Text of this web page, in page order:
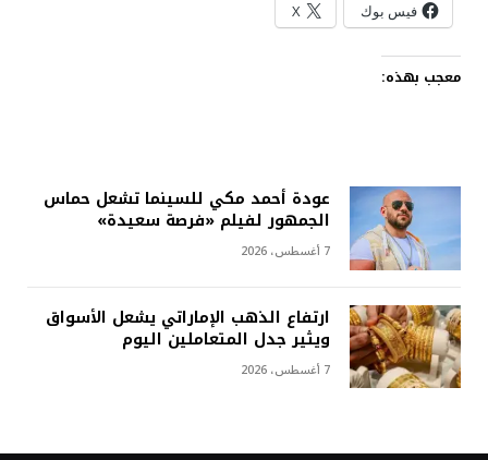
فيس بوك X
معجب بهذه:
عودة أحمد مكي للسينما تشعل حماس
الجمهور لفيلم «فرصة سعيدة»
7 أغسطس، 2026
ارتفاع الذهب الإماراتي يشعل الأسواق
ويثير جدل المتعاملين اليوم
7 أغسطس، 2026